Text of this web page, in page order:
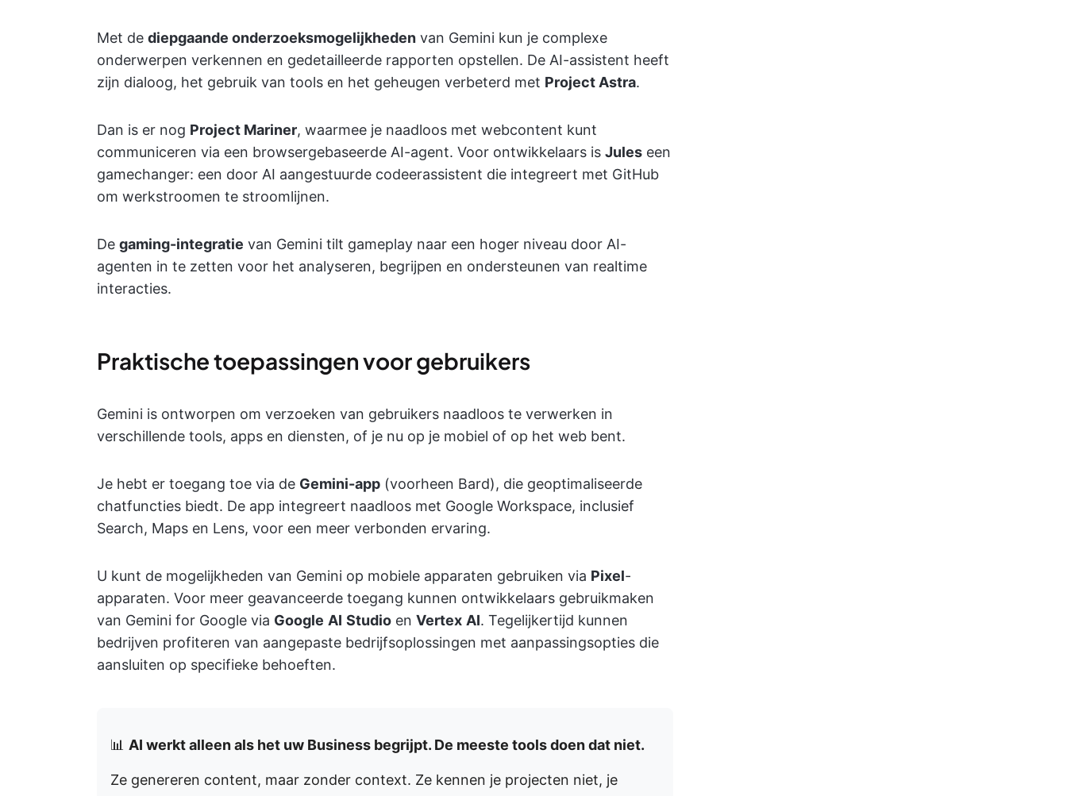
Met de diepgaande onderzoeksmogelijkheden van Gemini kun je complexe
onderwerpen verkennen en gedetailleerde rapporten opstellen. De AI-assistent heeft
zijn dialoog, het gebruik van tools en het geheugen verbeterd met Project Astra.
Dan is er nog Project Mariner, waarmee je naadloos met webcontent kunt
communiceren via een browsergebaseerde AI-agent. Voor ontwikkelaars is Jules een
gamechanger: een door AI aangestuurde codeerassistent die integreert met GitHub
om werkstroomen te stroomlijnen.
De gaming-integratie van Gemini tilt gameplay naar een hoger niveau door AI-
agenten in te zetten voor het analyseren, begrijpen en ondersteunen van realtime
interacties.
Praktische toepassingen voor gebruikers
Gemini is ontworpen om verzoeken van gebruikers naadloos te verwerken in
verschillende tools, apps en diensten, of je nu op je mobiel of op het web bent.
Je hebt er toegang toe via de Gemini-app (voorheen Bard), die geoptimaliseerde
chatfuncties biedt. De app integreert naadloos met Google Workspace, inclusief
Search, Maps en Lens, voor een meer verbonden ervaring.
U kunt de mogelijkheden van Gemini op mobiele apparaten gebruiken via Pixel-
apparaten. Voor meer geavanceerde toegang kunnen ontwikkelaars gebruikmaken
van Gemini for Google via Google AI Studio en Vertex AI. Tegelijkertijd kunnen
bedrijven profiteren van aangepaste bedrijfsoplossingen met aanpassingsopties die
aansluiten op specifieke behoeften.
📊 AI werkt alleen als het uw Business begrijpt. De meeste tools doen dat niet.
Ze genereren content, maar zonder context. Ze kennen je projecten niet, je